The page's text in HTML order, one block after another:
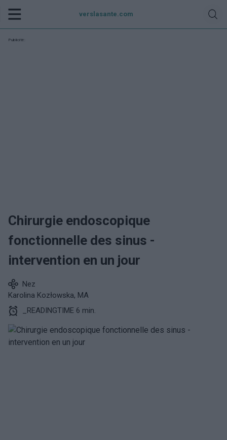
verslasante.com
Publicité:
Chirurgie endoscopique
fonctionnelle des sinus -
intervention en un jour
Nez
Karolina Kozłowska, MA
_READINGTIME 6 min.